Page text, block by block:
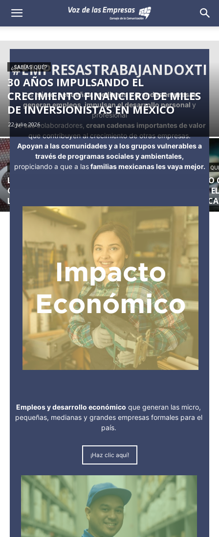
Voz
las
Empresas
¿SABÍAS QUÉ?
30 AÑOS IMPULSANDO EL
CRECIMIENTO FINANCIERO DE MILES
DE INVERSIONISTAS EN MÉXICO
22 julio 2026
¿SABÍAS QUÉ?
LA SOSTENIBILIDAD IMPULSA EL
CRECIMIENTO Y LA COMPETITIVIDAD DE
LAS EMPRESAS
¿SABÍAS
COMO
#EMPRESASTRABAJANDOXTI
Lasmicro, pequeñas, medianas y grandes empresas
generan empleos, impulsan el desarrollo personal y
profesional
de sus colaboradores, crean cadenas importantes de valor
que contribuyen al crecimiento de otras empresas.
Apoyan a las comunidades y a los grupos vulnerables a
través de programas sociales y ambientales,
propiciando a que a lasfamilias mexicanas les vaya mejor.
Empleos y desarrollo económico que generan las micro,
pequeñas, medianas y grandes empresas formales para el
país.
¡Haz clic aquí!